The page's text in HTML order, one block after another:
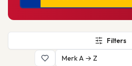
Filters
Merk A → Z